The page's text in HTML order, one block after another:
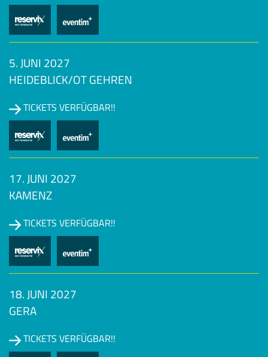
5. JUNI 2027
HEIDEBLICK/OT GEHREN
TICKETS VERFÜGBAR!!
17. JUNI 2027
KAMENZ
TICKETS VERFÜGBAR!!
18. JUNI 2027
GERA
TICKETS VERFÜGBAR!!